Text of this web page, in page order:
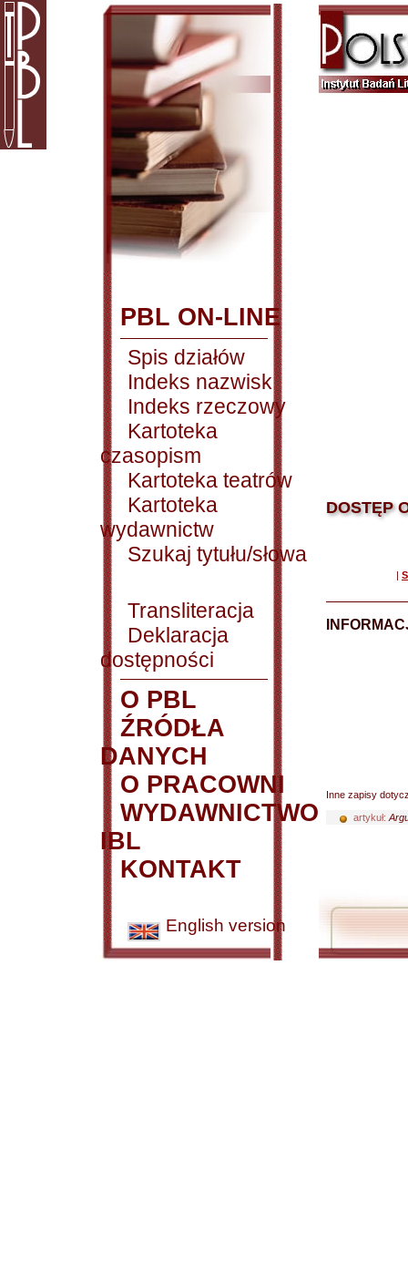
PBL ON-LINE
Spis działów
Indeks nazwisk
Indeks rzeczowy
Kartoteka
czasopism
Kartoteka teatrów
Kartoteka
wydawnictw
Szukaj tytułu/słowa
Transliteracja
Deklaracja
dostępności
O PBL
ŹRÓDŁA
DANYCH
O PRACOWNI
WYDAWNICTWO
IBL
KONTAKT
English version
DOSTĘP
|
Inne zapisy
artykuł: